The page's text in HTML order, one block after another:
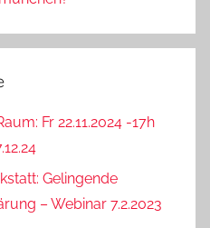
Fr 22.11.2024 -17h
Gelingende
– Webinar 7.2.2023